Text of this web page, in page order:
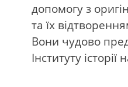
допомогу з
та їх
Вони чудово
Інституту